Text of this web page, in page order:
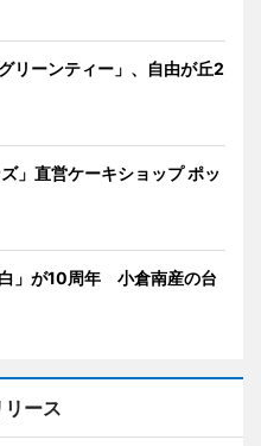
リーンティー」、自由が丘2
」直営ケーキショップ ポッ
」が10周年 小倉南産の台
ース